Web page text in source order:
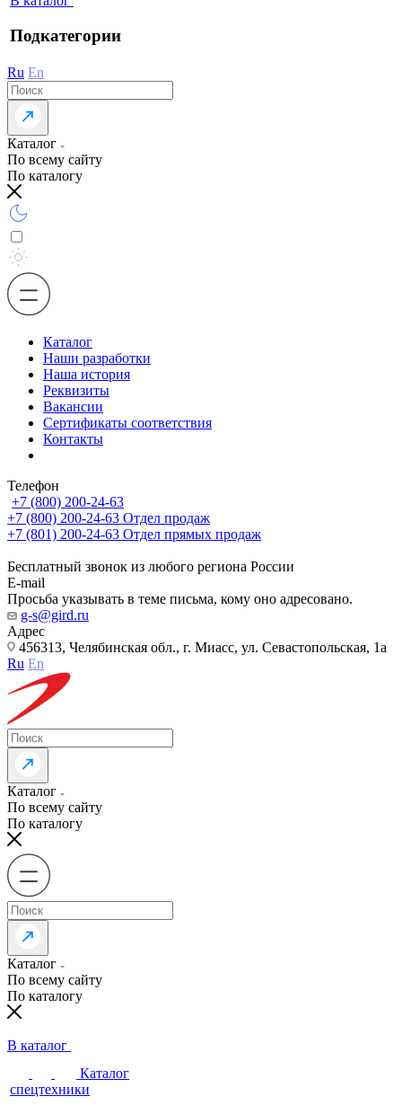
Подкатегории
Ru En
Каталог
По всему сайту
По каталогу
Каталог
Наши разработки
Наша история
Реквизиты
Вакансии
Сертификаты соответствия
Контакты
Телефон
+7 (800) 200-24-63
+7 (800) 200-24-63 Отдел продаж
+7 (801) 200-24-63 Отдел прямых продаж
Бесплатный звонок из любого региона России
E-mail
Просьба указывать в теме письма, кому оно адресовано.
g-s@gird.ru
Адрес
456313, Челябинская обл., г. Миасс, ул. Севастопольская, 1а
Ru En
Каталог
По всему сайту
По каталогу
Каталог
По всему сайту
По каталогу
В каталог
Каталог
спецтехники